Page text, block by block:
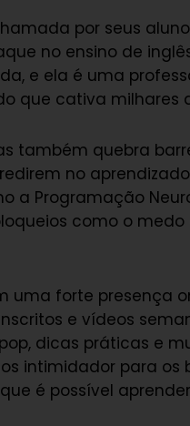
por seus
no ensino de
e ela é uma
que cativa milhares
também quebra
no
a Programação
como o
uma forte presença
e vídeos
dicas práticas e
intimidador para os
é possível